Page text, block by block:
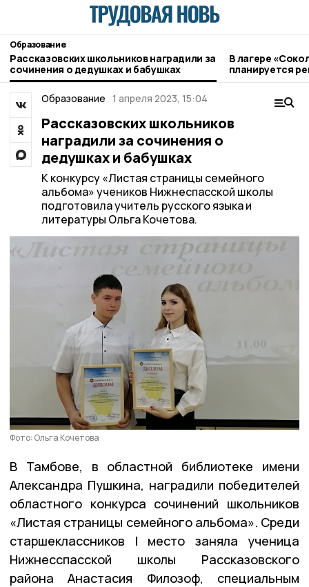
Образование
Рассказовских школьников наградили за
сочинения о дедушках и бабушках
В лагере
планируется
Образование 1 апреля 2023, 15:04
Рассказовских школьников
наградили за сочинения о
дедушках и бабушках
К конкурсу «Листая страницы семейного
альбома» учеников Нижнеспасской школы
подготовила учитель русского языка и
литературы Ольга Кочетова.
Фото: Ольга Кочетова
В Тамбове, в областной библиотеке имени
Александра Пушкина, наградили победителей
областного конкурса сочинений школьников
«Листая страницы семейного альбома». Среди
старшеклассников I место заняла ученица
Нижнесспасской школы Рассказовского
района Анастасия Филозоф, специальным